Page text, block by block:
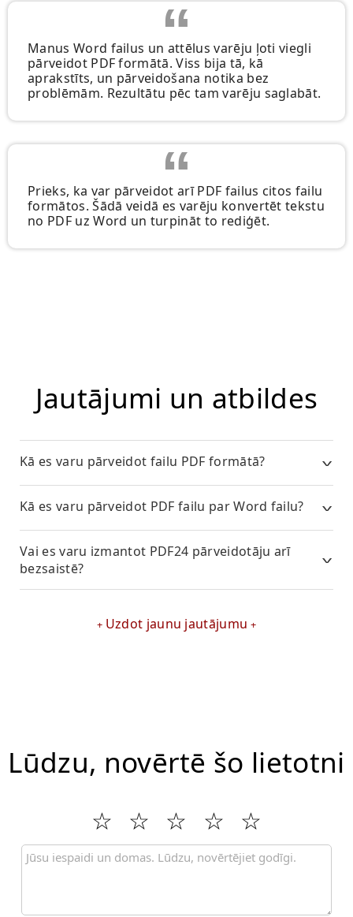
Manus Word failus un attēlus varēju ļoti viegli
pārveidot PDF formātā. Viss bija tā, kā
aprakstīts, un pārveidošana notika bez
problēmām. Rezultātu pēc tam varēju saglabāt.
Prieks, ka var pārveidot arī PDF failus citos failu
formātos. Šādā veidā es varēju konvertēt tekstu
no PDF uz Word un turpināt to rediģēt.
Jautājumi un atbildes
Kā es varu pārveidot failu PDF formātā?
Kā es varu pārveidot PDF failu par Word failu?
Vai es varu izmantot PDF24 pārveidotāju arī
bezsaistē?
Uzdot jaunu jautājumu
Lūdzu, novērtē šo lietotni